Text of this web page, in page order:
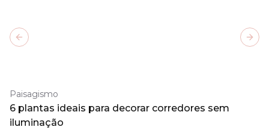
Paisagismo
6 plantas ideais para decorar corredores sem
iluminação
Previous slide